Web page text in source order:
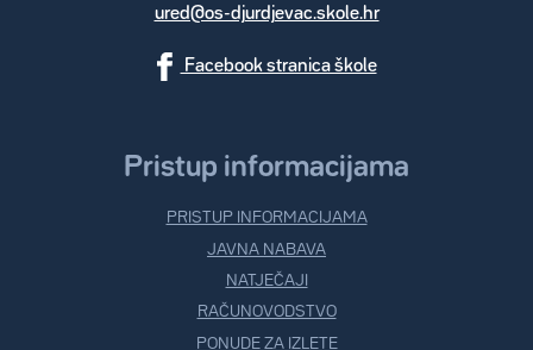
ured@os-djurdjevac.skole.hr
Facebook stranica škole
Pristup informacijama
PRISTUP INFORMACIJAMA
JAVNA NABAVA
NATJEČAJI
RAČUNOVODSTVO
PONUDE ZA IZLETE